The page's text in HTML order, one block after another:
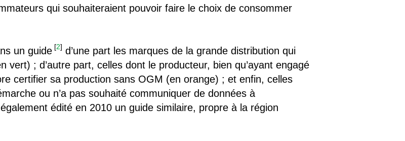
qui souhaiteraient pouvoir faire le choix de consommer
un guide [2] d’une part les marques de la grande distribution qui
vert) ; d’autre part, celles dont le producteur, bien qu’ayant engagé
certifier sa production sans OGM (en orange) ; et enfin, celles
ou n’a pas souhaité communiquer de données à
édité en 2010 un guide similaire, propre à la région